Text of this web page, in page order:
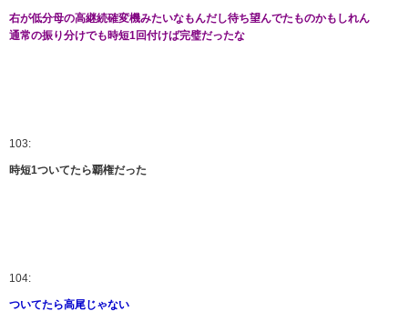
右が低分母の高継続確変機みたいなもんだし待ち望んでたものかもしれん
通常の振り分けでも時短1回付けば完璧だったな
103:
時短1ついてたら覇権だった
104:
ついてたら高尾じゃない